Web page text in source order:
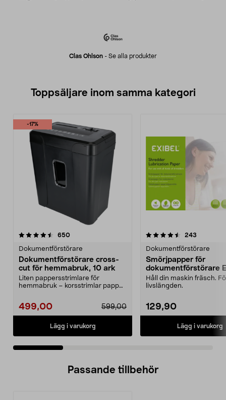
Clas Ohlson - Se alla produkter
Toppsäljare inom samma kategori
-17%
650recensioner
Dokumentförstörare
Dokumentförstörare cross-
cut för hemmabruk, 10 ark
Liten pappersstrimlare för
hemmabruk – korsstrimlar papper,
499,00 599,00
Lägg i varukorg
4.5 av 5 stjärnor 243
Dokumentförstörare
Smörjpapper för
dokumentförstörare
Håll din maskin fräsch.
livslängden.
129,90
Lägg i varukorg
4.5 av 5 stjärnor
Passande tillbehör